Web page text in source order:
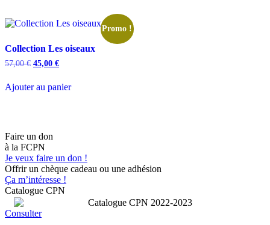
Promo !
Collection Les oiseaux
57,00€ Le
était :
45,00 €Le
actuel
est :
Ajouter au panier
Faire un don
à la FCPN
Je veux faire un don !
Offrir un chèque cadeau ou une adhésion
Ça m’intéresse !
Catalogue CPN
Consulter